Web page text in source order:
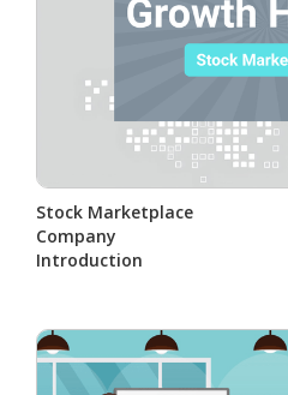
Stock Marketplace
Company
Introduction